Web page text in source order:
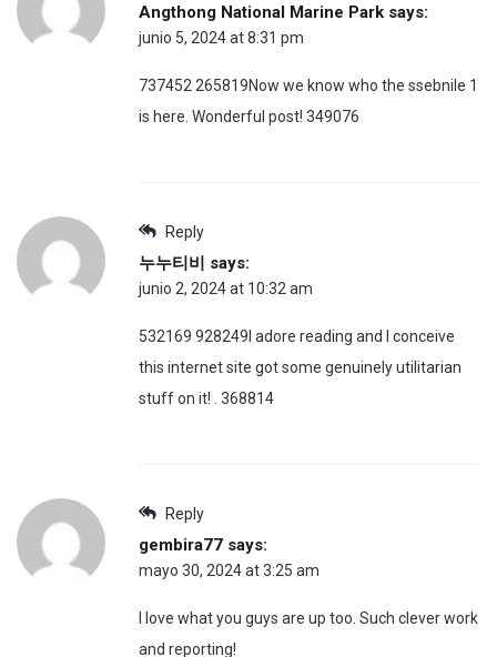
Angthong National Marine Park says:
junio 5, 2024 at 8:31 pm
737452 265819Now we know who the ssebnile 1
is here. Wonderful post! 349076
Reply
누누티비 says:
junio 2, 2024 at 10:32 am
532169 928249I adore reading and I conceive
this internet site got some genuinely utilitarian
stuff on it! . 368814
Reply
gembira77 says:
mayo 30, 2024 at 3:25 am
I love what you guys are up too. Such clever work
and reporting!